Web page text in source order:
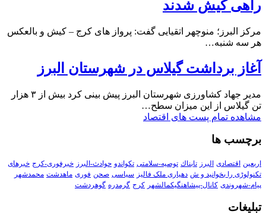
راهی کیش شدند
مرکز البرز؛ منوچهر اتقیایی گفت: پرواز های کرج – کیش و بالعکس
هر سه شنبه…
آغاز برداشت گیلاس در شهرستان البرز
مدیر جهاد کشاورزی شهرستان البرز پیش بینی کرد بیش از ۳ هزار
تن گیلاس از این میزان سطح…
مشاهده تمام پست های اقتصاد
برچسب ها
اربعین اقتصادی البرز تابناك توصیه-سلامتی تکواندو حوادث-البرز خبرفوری-کرج خبرهای
تکنولوڑی را بخوانید و ش دهیاری ملک فالیز سیاسی صحن فوری ماهدشت محمدشهر
پیام-شهروندی کانال-پیشاهنگیکمالشهر کرج گرمدره گوهردشت
تبلیغات